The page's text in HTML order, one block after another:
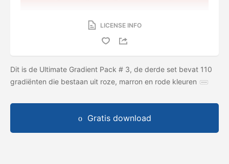
LICENSE INFO
Dit is de Ultimate Gradient Pack # 3, de derde set bevat 110
gradiënten die bestaan ​​uit roze, marron en rode kleuren
Gratis download